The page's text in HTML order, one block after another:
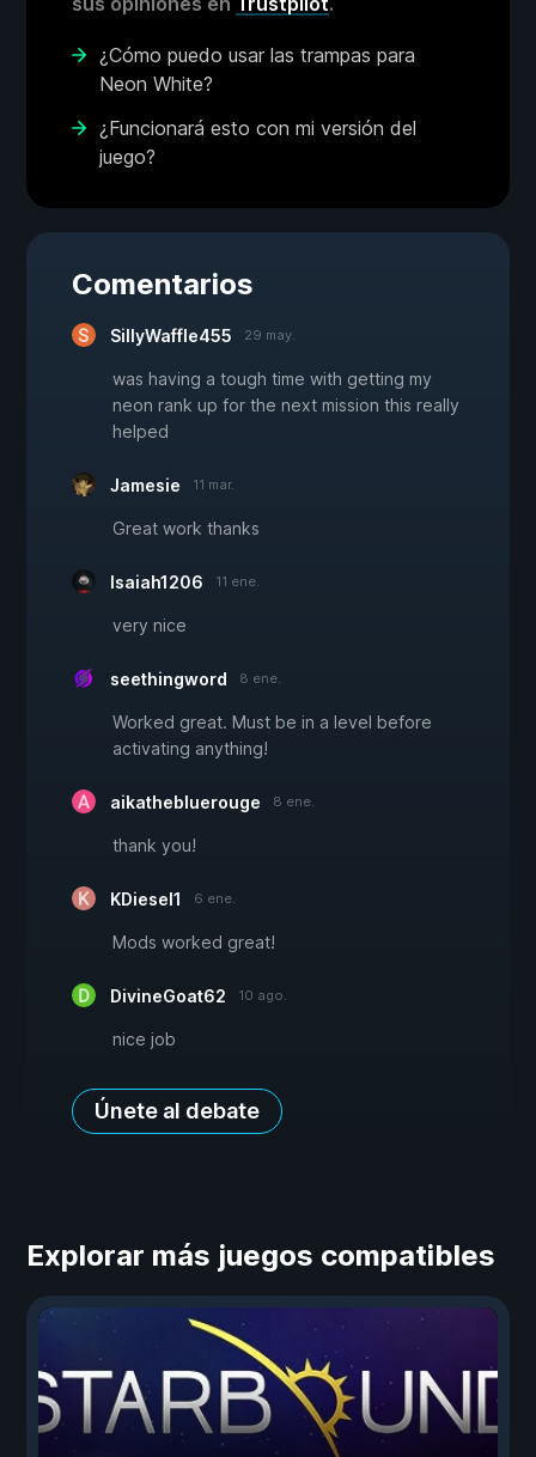
¿Cómo puedo usar las trampas para
Neon White?
¿Funcionará esto con mi versión del
juego?
Comentarios
SillyWaffle455 29 may.
was having a tough time with getting my
neon rank up for the next mission this really
helped
Jamesie 11 mar.
Great work thanks
Isaiah1206 11 ene.
very nice
seethingword 8 ene.
Worked great. Must be in a level before
activating anything!
aikathebluerouge 8 ene.
thank you!
KDiesel1 6 ene.
Mods worked great!
DivineGoat62 10 ago.
nice job
Únete al debate
Explorar más juegos compatibles